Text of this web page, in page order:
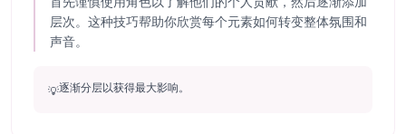
层次。这种技巧帮助你欣赏每个元素如何转变整体氛围和
声音。
💡逐渐分层以获得最大影响。